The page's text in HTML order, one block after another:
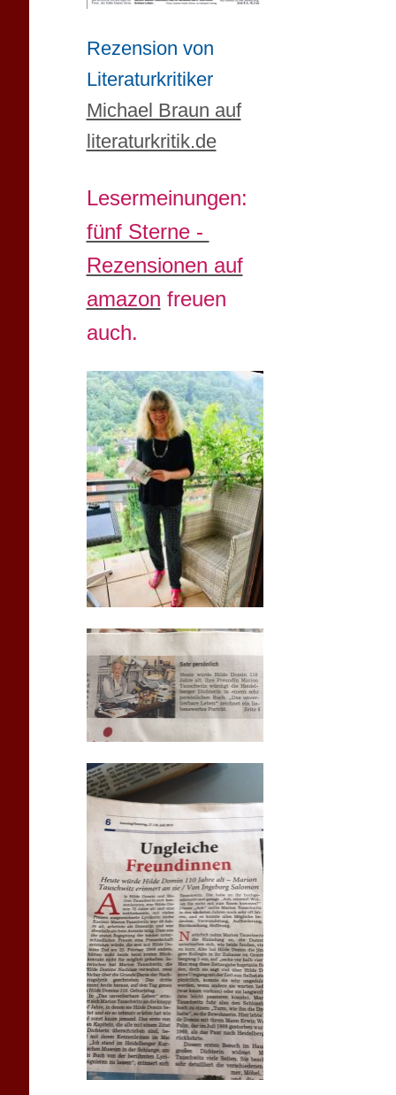
Rezension von
Literaturkritiker
Michael Braun auf
literaturkritik.de
Lesermeinungen:
fünf Sterne -
Rezensionen auf
amazon freuen
auch.